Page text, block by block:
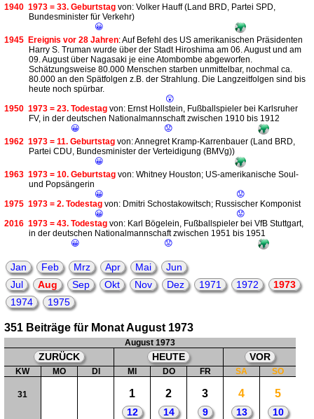
1940 1973 = 33. Geburtstag von: Volker Hauff (Land BRD, Partei SPD,
Bundesminister für Verkehr)
😀
1945 Ereignis vor 28 Jahren: Auf Befehl des US amerikanischen Präsidenten
Harry S. Truman wurde über der Stadt Hiroshima am 06. August und am
09. August über Nagasaki je eine Atombombe abgeworfen.
Schätzungsweise 80.000 Menschen starben unmittelbar, nochmal ca.
80.000 an den Spätfolgen z.B. der Strahlung. Die Langzeitfolgen sind bis
heute noch spürbar.
😲
1950 1973 = 23. Todestag von: Ernst Hollstein, Fußballspieler bei Karlsruher
FV, in der deutschen Nationalmannschaft zwischen 1910 bis 1912
😀
😟
1962 1973 = 11. Geburtstag von: Annegret Kramp-Karrenbauer (Land BRD,
Partei CDU, Bundesminister der Verteidigung (BMVg))
😀
1963 1973 = 10. Geburtstag von: Whitney Houston; US-amerikanische Soul-
und Popsängerin
😀
😟
1975 1973 = 2. Todestag von: Dmitri Schostakowitsch; Russischer Komponist
😀
😟
2016 1973 = 43. Todestag von: Karl Bögelein, Fußballspieler bei VfB Stuttgart,
in der deutschen Nationalmannschaft zwischen 1951 bis 1951
😀
😟
Jan Feb Mrz Apr Mai
Jun
Jul
Aug Sep Okt Nov Dez 1971 1972
1973
1974
1975
351 Beiträge für Monat August 1973
August 1973
ZURÜCK HEUTE VOR
KW MO DI MI DO FR SA SO
31 1
12
2
14
3
9
4
13
5
10